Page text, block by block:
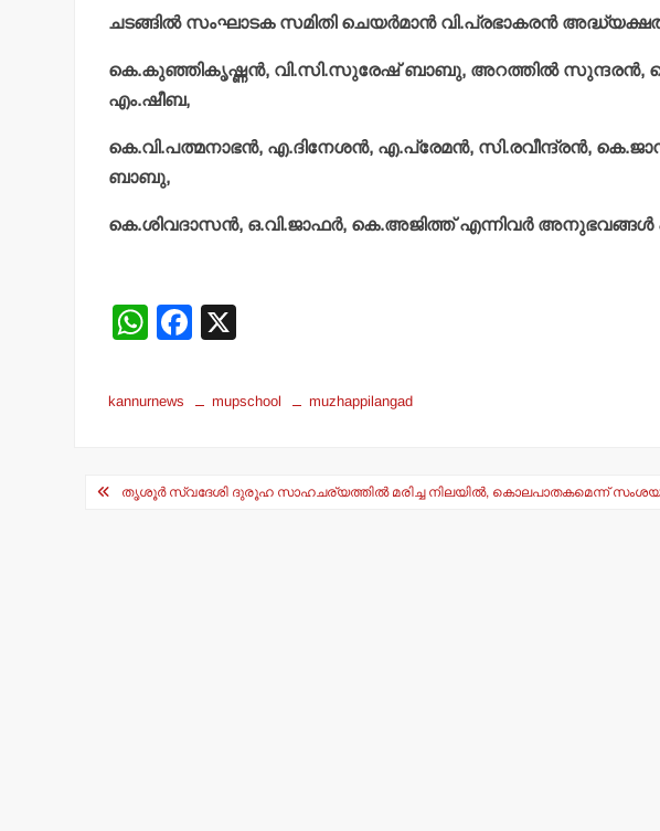
ചടങ്ങില്‍ സംഘാടക സമിതി ചെയര്‍മാന്‍ വി.പ്രഭാകരന്‍
കെ.കുഞ്ഞികൃഷ്ണന്‍, വി.സി.സുരേഷ് ബാബു, അറത്തില്‍ സുന്ദരന്‍,
എം.ഷീബ,
കെ.വി.പത്മനാഭന്‍, എ.ദിനേശന്‍, എ.പ്രേമന്‍, സി.രവീന്ദ്രന്‍,
ബാബു,
കെ.ശിവദാസന്‍, ഒ.വി.ജാഫര്‍, കെ.അജിത്ത് എന്നിവര്‍ അനുഭവങ്ങള്‍
W
at
p
F
o
kannurnews mupschool muzhappilangad
Postതൃശൂര്‍ സ്വദേശി ദുരൂഹ സാഹചര്യത്തില്‍ മരിച്ച നിലയില്‍, കൊലപാതകമെന്ന് സംശയം